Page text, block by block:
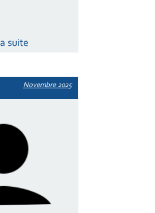
suite
Novembre 2025